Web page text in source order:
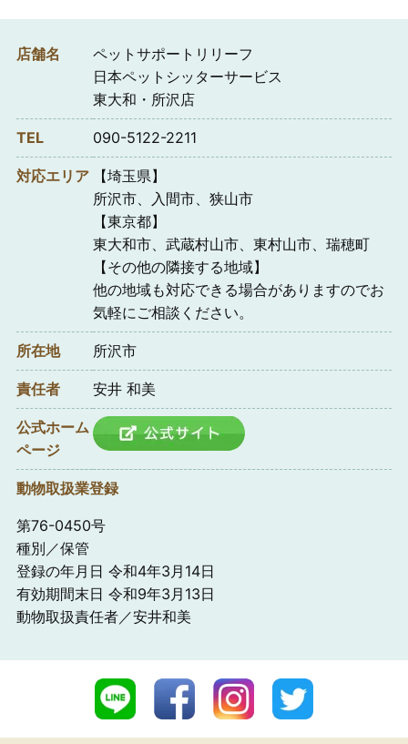
店舗名
ペットサポートリリーフ
日本ペットシッターサービス
東大和・所沢店
TEL 090-5122-2211
対応エリア
【埼玉県】
所沢市、入間市、狭山市
【東京都】
東大和市、武蔵村山市、東村山市、瑞穂町
【その他の隣接する地域】
他の地域も対応できる場合がありますのでお
気軽にご相談ください。
所在地 所沢市
責任者 安井 和美
公式ホーム
ページ
動物取扱業登録
第76-0450号
種別／保管
登録の年月日 令和4年3月14日
有効期間末日 令和9年3月13日
動物取扱責任者／安井和美